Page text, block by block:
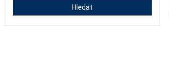
Hledat